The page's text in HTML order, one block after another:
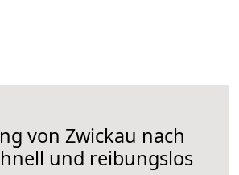
von Zwickau nach
und reibungslos